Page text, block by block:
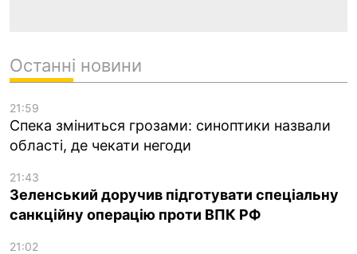
Останні новини
21:59
Спека зміниться грозами: синоптики назвали
області, де чекати негоди
21:43
Зеленський доручив підготувати спеціальну
санкційну операцію проти ВПК РФ
21:02